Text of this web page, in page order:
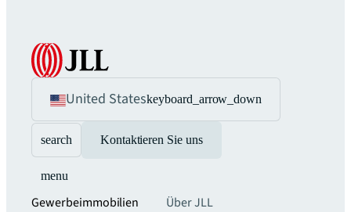
United Stateskeyboard_arrow_down
search Kontaktieren Sie uns
menu
Gewerbeimmobilien
Über JLL